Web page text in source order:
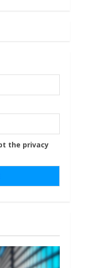
the privacy